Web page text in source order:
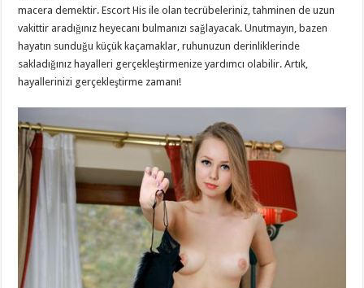
macera demektir. Escort His ile olan tecrübeleriniz, tahminen de uzun
vakittir aradığınız heyecanı bulmanızı sağlayacak. Unutmayın, bazen
hayatın sunduğu küçük kaçamaklar, ruhunuzun derinliklerinde
sakladığınız hayalleri gerçekleştirmenize yardımcı olabilir. Artık,
hayallerinizi gerçekleştirme zamanı!